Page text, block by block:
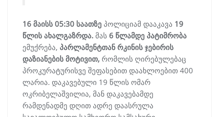
16 მაისს 05:30 საათზე პოლიციამ დააკავა 19
წლის ახალგაზრდა. მას 6 წლამდე პატიმრობა
ემუქრება, პარლამენტთან რკინის ჯებირის
დაზიანების მოტივით, რომლის ღირებულებაც
პროკურატურისვე შეფასებით დაახლოებით 400
ლარია. დაკავებული 19 წლის ომარ
ოკრიბელაშვილია, მან დაკავებამდე
რამდენადმე დღით ადრე დაასრულა